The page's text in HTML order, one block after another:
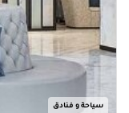
سياحة و فنادق